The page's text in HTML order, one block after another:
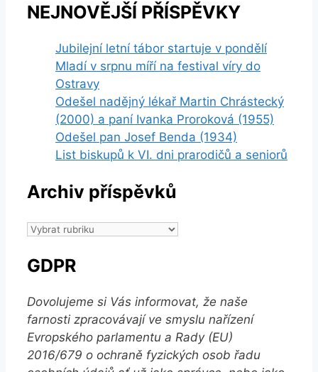
NEJNOVĚJŠÍ PŘÍSPĚVKY
Jubilejní letní tábor startuje v pondělí
Mladí v srpnu míří na festival víry do
Ostravy
Odešel nadějný lékař Martin Chrástecký
(2000) a paní Ivanka Proroková (1955)
Odešel pan Josef Benda (1934)
List biskupů k VI. dni prarodičů a seniorů
Archiv příspěvků
Archiv
GDPR
Dovolujeme si Vás informovat, že naše
farnosti zpracovávají ve smyslu nařízení
Evropského parlamentu a Rady (EU)
2016/679 o ochraně fyzických osob řadu